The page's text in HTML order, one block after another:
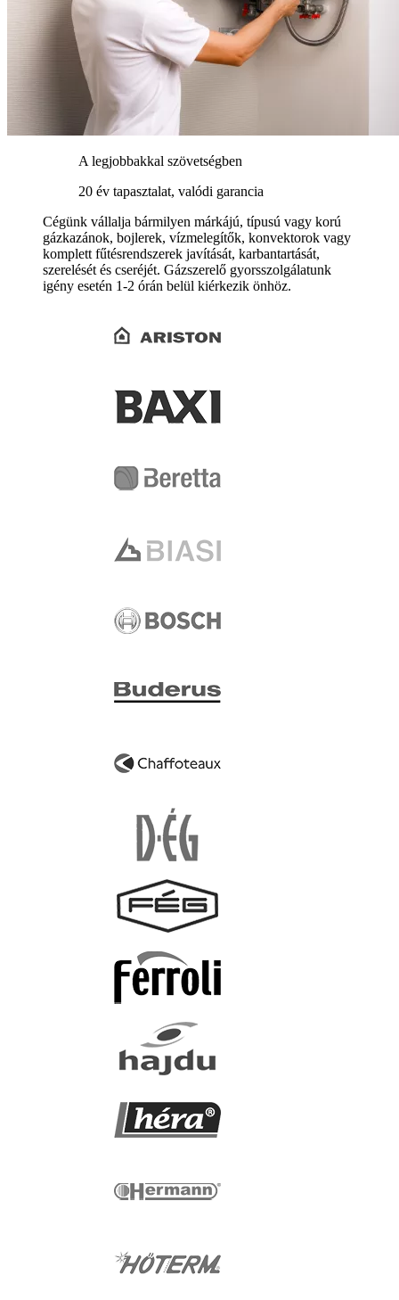
A legjobbakkal szövetségben
20 év tapasztalat, valódi garancia
Cégünk vállalja bármilyen márkájú, típusú vagy korú
gázkazánok, bojlerek, vízmelegítők, konvektorok vagy
komplett fűtésrendszerek javítását, karbantartását,
szerelését és cseréjét. Gázszerelő gyorsszolgálatunk
igény esetén 1-2 órán belül kiérkezik önhöz.